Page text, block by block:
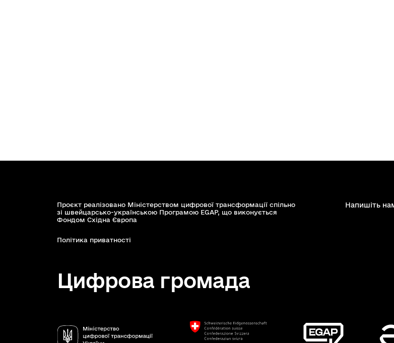
Проєкт реалізовано Міністерством цифрової трансформації спільно
зі швейцарсько-українською Програмою EGAP, що виконується
Фондом Східна Європа
Політика приватності
Цифрова громада
Напишіть